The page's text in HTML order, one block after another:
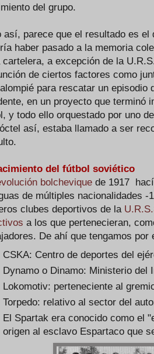
del grupo.
así, parece que el resultado es el
haber pasado a la memoria
cartelera, a excepción de la
de ciertos factores como
para rescatar un episodio
en un proyecto que terminó
y todo ello orquestado por uno
así, estaba llamado a ser
del fútbol soviético
bolchevique de 1917
de múltiples nacionalidades
clubes deportivos de la
a los que pertenecieran,
De ahí que tengamos por
CSKA: Centro de deportes del
Dynamo o Dinamo: Ministerio del
Lokomotiv: perteneciente al
Torpedo: relativo al sector del
El Spartak era conocido como el
origen al esclavo Espartaco que